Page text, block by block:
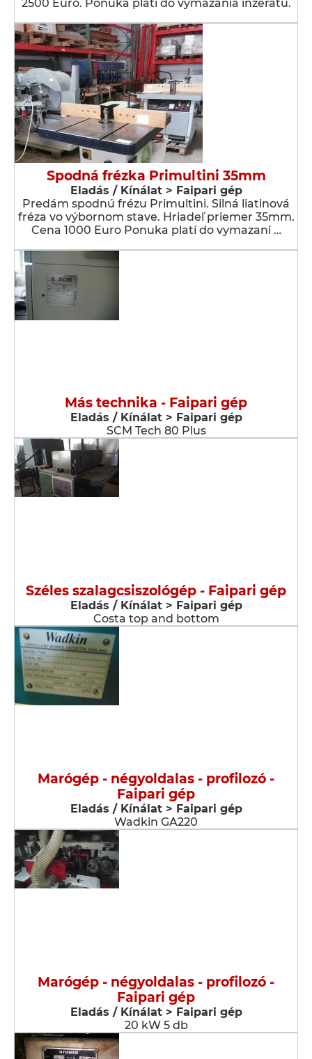
2500 Euro. Ponuka platí do vymazania inzerátu.
Spodná frézka Primultini 35mm
Eladás / Kínálat > Faipari gép
Predám spodnú frézu Primultini. Silná liatinová
fréza vo výbornom stave. Hriadeľ priemer 35mm.
Cena 1000 Euro Ponuka platí do vymazani …
Más technika - Faipari gép
Eladás / Kínálat > Faipari gép
SCM Tech 80 Plus
Széles szalagcsiszológép - Faipari gép
Eladás / Kínálat > Faipari gép
Costa top and bottom
Marógép - négyoldalas - profilozó -
Faipari gép
Eladás / Kínálat > Faipari gép
Wadkin GA220
Marógép - négyoldalas - profilozó -
Faipari gép
Eladás / Kínálat > Faipari gép
20 kW 5 db